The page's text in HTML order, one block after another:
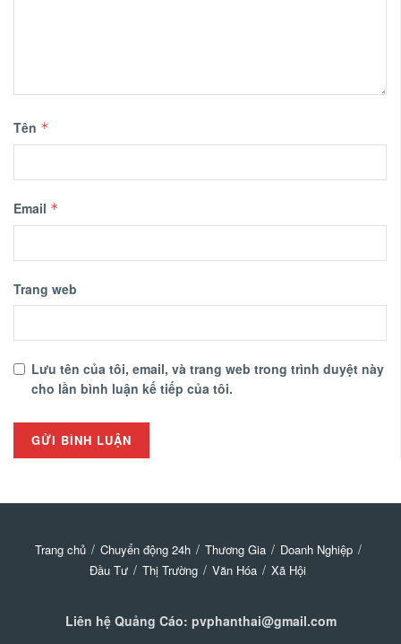
Tên *
Email *
Trang web
Lưu tên của tôi, email, và trang web trong trình duyệt này
cho lần bình luận kế tiếp của tôi.
Trang chủ Chuyển động 24h Thương Gia
Doanh Nghiệp
Đầu Tư
Thị Trường Văn Hóa Xã Hội
Liên hệ Quảng Cáo: pvphanthai@gmail.com